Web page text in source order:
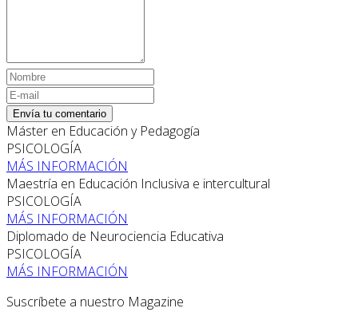
Envía tu comentario
Máster en Educación y Pedagogía
PSICOLOGÍA
MÁS INFORMACIÓN
Maestría en Educación Inclusiva e intercultural
PSICOLOGÍA
MÁS INFORMACIÓN
Diplomado de Neurociencia Educativa
PSICOLOGÍA
MÁS INFORMACIÓN
Suscríbete a nuestro Magazine